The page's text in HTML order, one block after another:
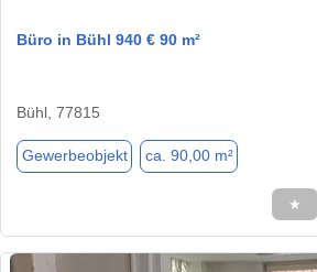
Büro in Bühl 940 € 90 m²
Bühl, 77815
Gewerbeobjekt ca. 90,00 m²
★